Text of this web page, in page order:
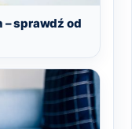
– sprawdź od